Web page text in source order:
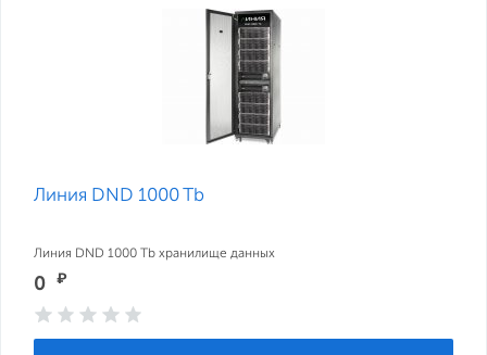
Линия DND 1000 Tb
Линия DND 1000 Tb хранилище данных
0 ₽